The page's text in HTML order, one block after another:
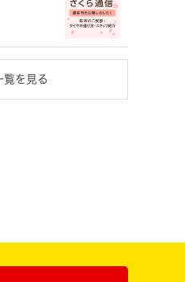
覧を見る